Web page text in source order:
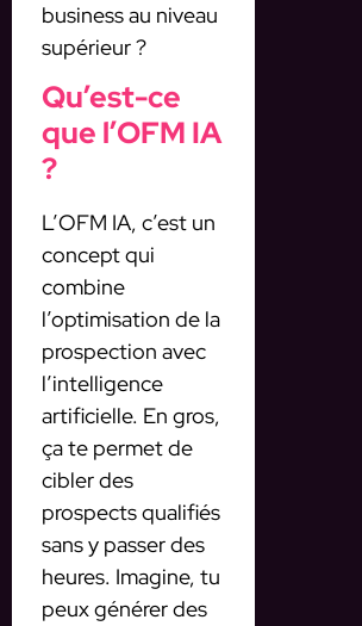
business au niveau
supérieur ?
Qu’est-ce
que l’OFM IA
?
L’OFM IA, c’est un
concept qui
combine
l’optimisation de la
prospection avec
l’intelligence
artificielle. En gros,
ça te permet de
cibler des
prospects qualifiés
sans y passer des
heures. Imagine, tu
peux générer des